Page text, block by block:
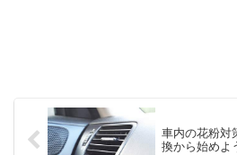
車内の花粉対
換から始めよ